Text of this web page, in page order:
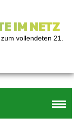
IM NETZ
vollendeten 21.